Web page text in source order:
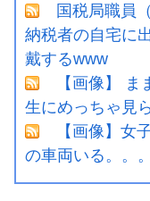
国税局職員
納税者の自宅に
戴するwww
【画像】
生にめっちゃ見
【画像】女
の車両いる。。。